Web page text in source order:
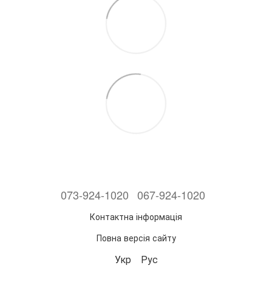
073-924-1020 067-924-1020
Контактна інформація
Повна версія сайту
Укр Рус